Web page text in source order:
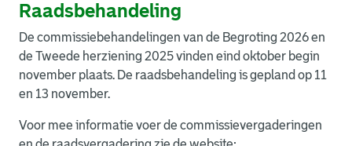
Raadsbehandeling
De commissiebehandelingen van de Begroting 2026 en
de Tweede herziening 2025 vinden eind oktober begin
november plaats. De raadsbehandeling is gepland op 11
en 13 november.
Voor mee informatie voer de commissievergaderingen